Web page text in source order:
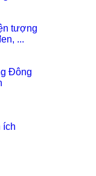
tượng
...
Đông
ích